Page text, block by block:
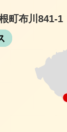
町布川841-1